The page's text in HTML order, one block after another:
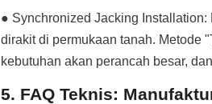
● Synchronized Jacking
dirakit di permukaan tanah. Metode
kebutuhan akan perancah besar,
5. FAQ Teknis: